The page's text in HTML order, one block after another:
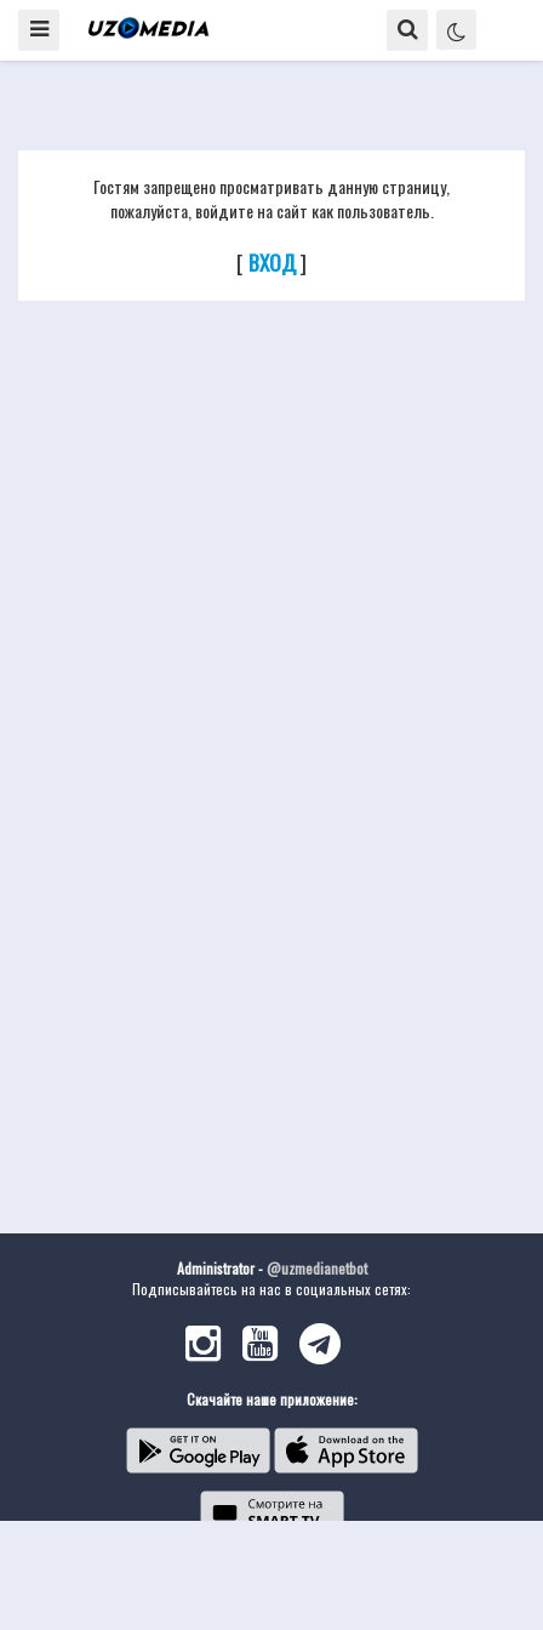
Гостям запрещено просматривать данную страницу,
пожалуйста, войдите на сайт как пользователь.
[ ВХОД]
Administrator -@uzmedianetbot
Подписывайтесь на нас в социальных сетях:
Скачайте наше приложение: